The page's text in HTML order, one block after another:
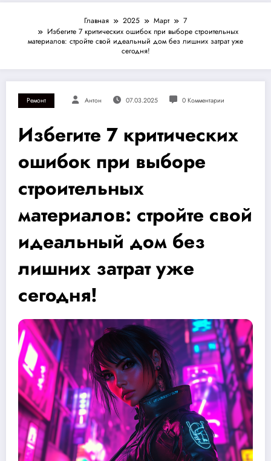
Главная 2025 Март
7
Избегите 7 критических ошибок при выборе строительных
материалов: стройте свой идеальный дом без лишних затрат уже
сегодня!
Ремонт Антон 07.03.2025 0 Комментарии
Избегите 7 критических
ошибок при выборе
строительных
материалов: стройте свой
идеальный дом без
лишних затрат уже
сегодня!